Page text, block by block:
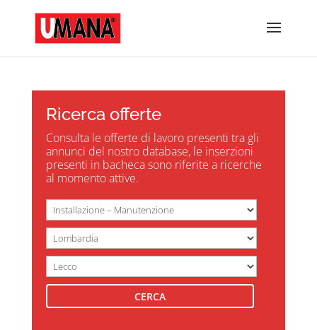
Ricerca offerte
Consulta le offerte di lavoro presenti tra gli
annunci del nostro database, le inserzioni
presenti in bacheca sono riferite a ricerche
al momento attive.